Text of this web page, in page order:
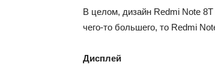
В целом, дизайн Redmi Note
чего-то большего, то Redmi
Дисплей